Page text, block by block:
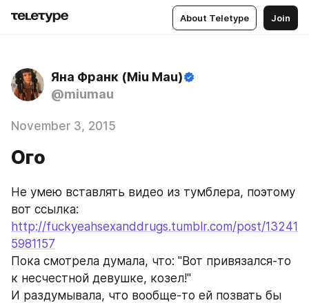
About Teletype Join
Яна Франк (Miu Mau)
@miumau
November 3, 2015
Ого
Не умею вставлять видео из тумблера, поэтому
вот ссылка:
http://fuckyeahsexanddrugs.tumblr.com/post/13241
5981157
Пока смотрела думала, что: "Вот привязался-то
к несчестной девушке, козел!"
И раздумывала, что вообще-то ей позвать бы